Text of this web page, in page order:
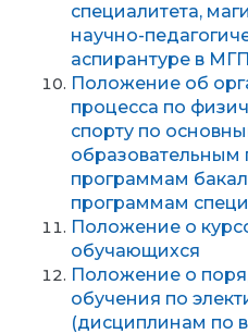
специалитета,
научно-
аспирантуре в
Положение об
процесса по
спорту по
образовательным
программам
программам
Положение о
обучающихся
Положение о
обучения по
(дисциплинам по